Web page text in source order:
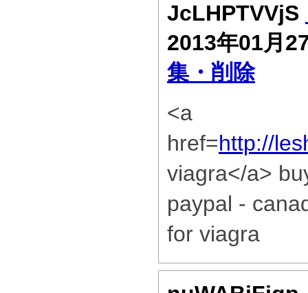
JcLHPTVVjS
2013年01月
集・削除
<a
href=http://
viagra</a>
paypal -
for viagra